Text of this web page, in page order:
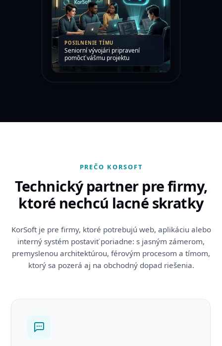
POSILNENIE TÍMU
Seniorní vývojári pripravení
pomôcť vášmu projektu
PREČO KORSOFT
Technický partner pre firmy,
ktoré nechcú lacné skratky
KorSoft je pre firmy, ktoré potrebujú web, aplikáciu alebo
interný systém postaviť poriadne: s jasným zámerom,
premyslenou architektúrou, férovým procesom a tímom,
ktorý sa pozerá aj na obchodný dopad riešenia.